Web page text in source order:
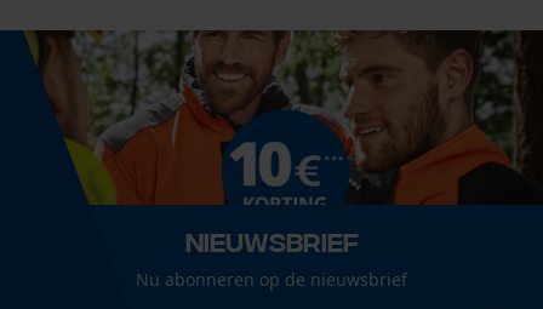
Nieuwsbrief
Nu abonneren op de nieuwsbrief